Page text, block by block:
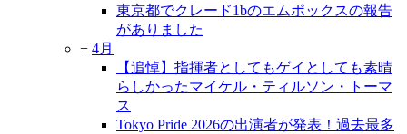
東京都でクレード1bのエムポックスの報告
がありました
+ 4月
【追悼】指揮者としてもゲイとしても素晴
らしかったマイケル・ティルソン・トーマ
ス
Tokyo Pride 2026の出演者が発表！過去最多